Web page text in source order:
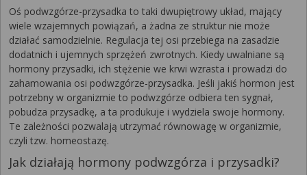
Oś podwzgórze-przysadka to taki dwupiętrowy układ, mający
wiele wzajemnych powiązań, a żadna ze struktur nie może
działać samodzielnie. Regulacja tej osi przebiega na zasadzie
dodatnich i ujemnych sprzężeń zwrotnych. Kiedy uwalniane są
hormony przysadki, ich stężenie we krwi wzrasta i prowadzi do
zahamowania osi podwzgórze-przysadka. Jeśli jakiś hormon jest
potrzebny w organizmie to podwzgórze odbiera ten sygnał,
pobudza przysadkę, a ta produkuje i wydziela swoje hormony.
Te zależności pozwalają utrzymać równowagę w organizmie,
czyli tzw. homeostazę.
Jak działają hormony podwzgórza i przysadki?